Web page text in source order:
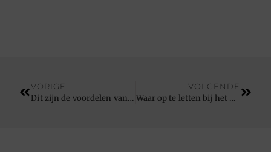
VORIGE
Dit zijn de voordelen van linkbuilding uitbesteden
VOLGENDE
Waar op te letten bij het kopen van een matrastopper?